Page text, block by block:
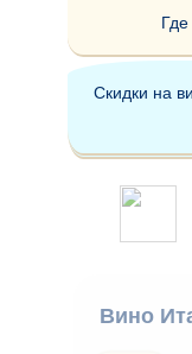
Где
Скидки на
Вино